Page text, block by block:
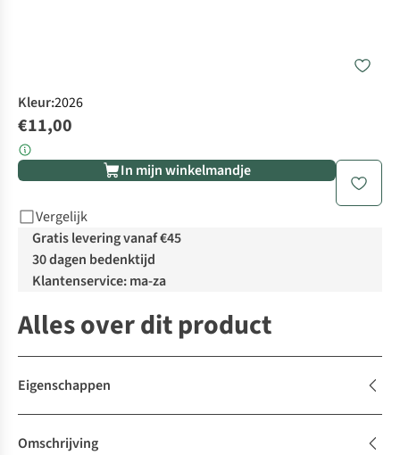
Kleur:2026
€11,00
In mijn winkelmandje
Vergelijk
Gratis levering vanaf €45
30 dagen bedenktijd
Klantenservice: ma-za
Alles over dit product
Eigenschappen
Omschrijving